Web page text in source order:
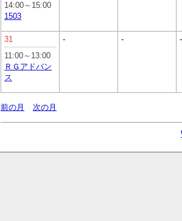
14:00～15:00
1503
31
11:00～13:00
ＲＧアドバン
ス
- - -
前の月 次の月